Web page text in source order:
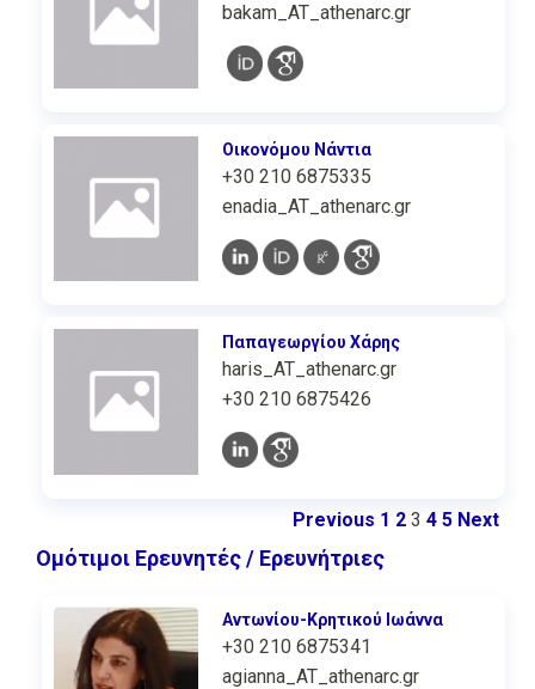
bakam_AT_athenarc.gr
Οικονόμου Νάντια
+30 210 6875335
enadia_AT_athenarc.gr
Παπαγεωργίου Χάρης
haris_AT_athenarc.gr
+30 210 6875426
Previous 1 2 3 4 5 Next
Ομότιμοι Ερευνητές / Ερευνήτριες
Αντωνίου-Κρητικού Ιωάννα
+30 210 6875341
agianna_AT_athenarc.gr